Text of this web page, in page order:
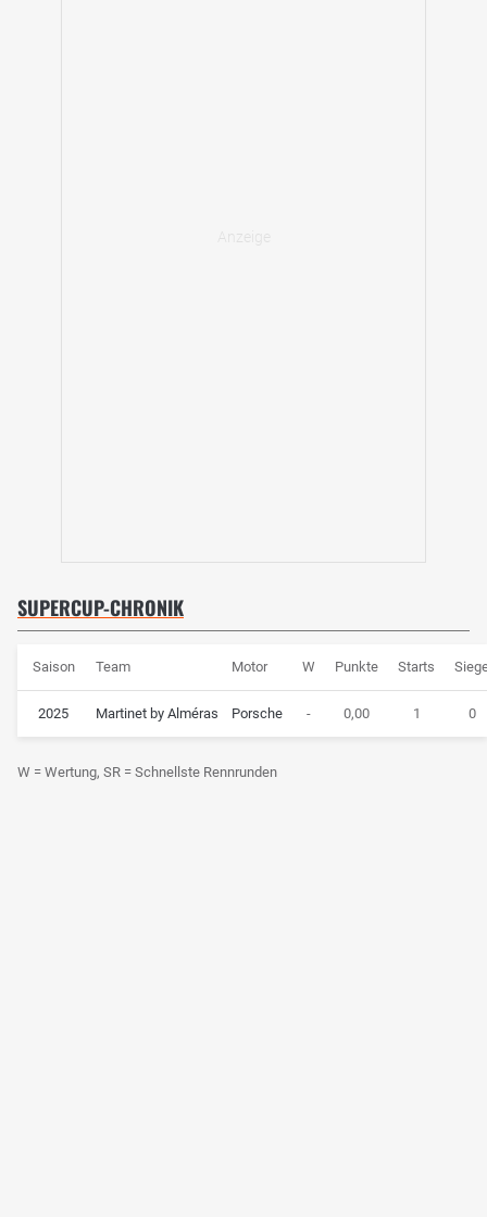
SUPERCUP-CHRONIK
Saison Team Motor W Punkte Starts
2025 Martinet by Alméras Porsche - 0,00 1 0
W = Wertung, SR = Schnellste Rennrunden